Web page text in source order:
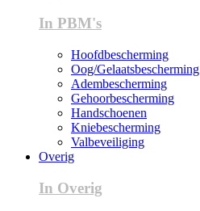
In PBM's
Hoofdbescherming
Oog/Gelaatsbescherming
Adembescherming
Gehoorbescherming
Handschoenen
Kniebescherming
Valbeveiliging
Overig
In Overig